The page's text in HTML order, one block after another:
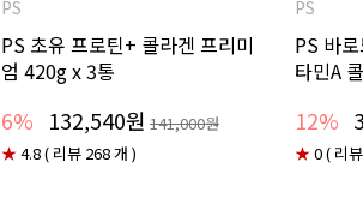
PS
PS 초유 프로틴+ 콜라겐 프리미
엄 420g x 3통
6% 132,540원 141,000원
★4.8 ( 리뷰 268 개 )
PS
PS 바
타민A
12%
★0 ( 리